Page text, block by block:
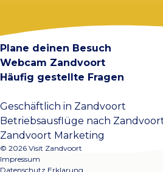
Plane deinen Besuch
Webcam Zandvoort
Häufig gestellte Fragen
Geschäftlich in Zandvoort
Betriebsausflüge nach
Zandvoort Marketing
© 2026 Visit Zandvoort
Impressum
Datenschutz Erklarung